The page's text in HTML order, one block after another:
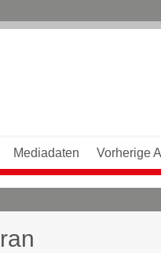
Mediadaten Vorherige